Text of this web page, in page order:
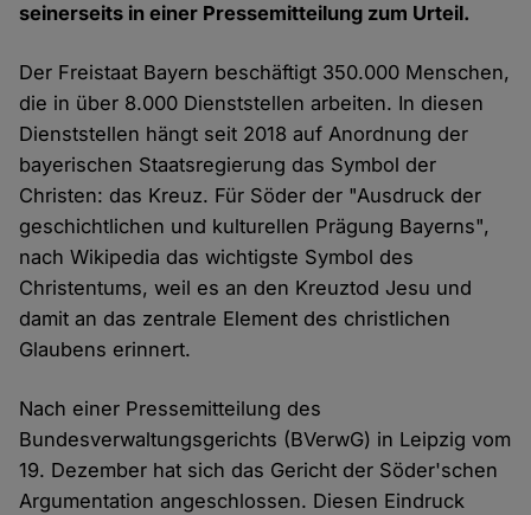
seinerseits in einer Pressemitteilung zum Urteil.
Der Freistaat Bayern beschäftigt 350.000 Menschen,
die in über 8.000 Dienststellen arbeiten. In diesen
Dienststellen hängt seit 2018 auf Anordnung der
bayerischen Staatsregierung das Symbol der
Christen: das Kreuz. Für Söder der "Ausdruck der
geschichtlichen und kulturellen Prägung Bayerns",
nach Wikipedia das wichtigste Symbol des
Christentums, weil es an den Kreuztod Jesu und
damit an das zentrale Element des christlichen
Glaubens erinnert.
Nach einer Pressemitteilung des
Bundesverwaltungsgerichts (BVerwG) in Leipzig vom
19. Dezember hat sich das Gericht der Söder'schen
Argumentation angeschlossen. Diesen Eindruck